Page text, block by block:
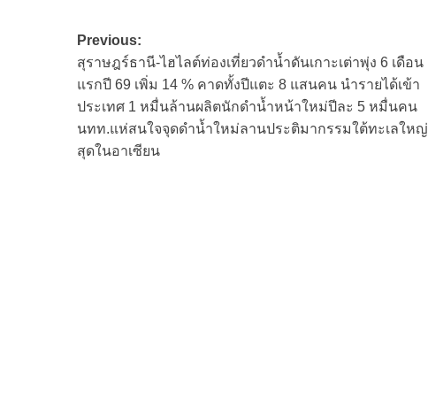
Post
navigation
Previous:
สุราษฎร์ธานี-ไฮไลต์ท่องเที่ยวดำน้ำดันเกาะเต่าพุ่ง 6 เดือน
แรกปี 69 เพิ่ม 14 % คาดทั้งปีแตะ 8 แสนคน นำรายได้เข้า
ประเทศ 1 หมื่นล้านผลิตนักดำน้ำหน้าใหม่ปีละ 5 หมื่นคน
นทท.แห่สนใจจุดดำน้ำใหม่ลานประติมากรรมใต้ทะเลใหญ่
สุดในอาเซียน